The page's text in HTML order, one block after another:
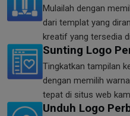
Mulailah dengan
dari templat yang
kreatif yang tersedia
Sunting Logo
Tingkatkan tampilan
dengan memilih
tepat di situs web
Unduh Logo